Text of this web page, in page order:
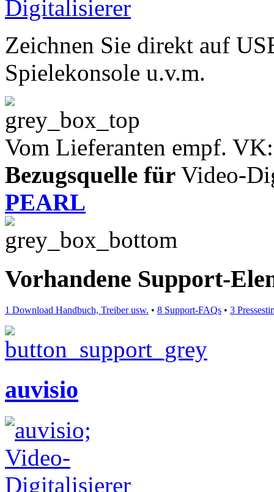
Zeichnen Sie direkt auf
Spielekonsole u.v.m.
Vom Lieferanten empf.
Bezugsquelle für Video-
PEARL
Vorhandene Support-
1 Download Handbuch, Treiber usw. • 8 Support-FAQs • 3
auvisio